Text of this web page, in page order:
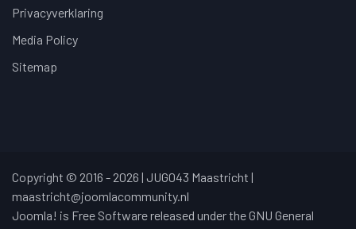
Privacyverklaring
Media Policy
Sitemap
Copyright © 2016 - 2026 | JUG043 Maastricht |
maastricht@joomlacommunity.nl
Joomla! is Free Software released under the GNU General